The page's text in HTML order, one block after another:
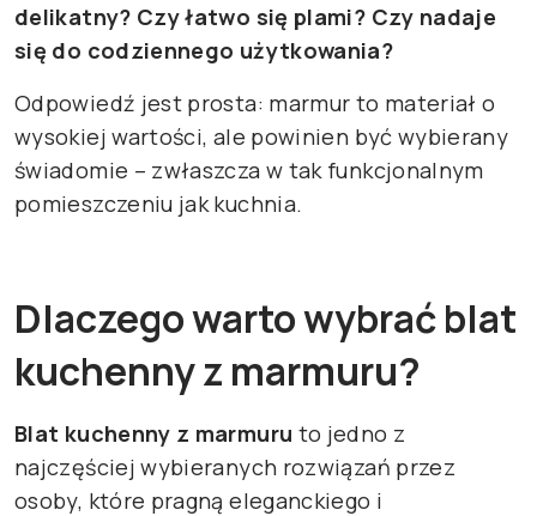
delikatny? Czy łatwo się plami? Czy nadaje
się do codziennego użytkowania?
Odpowiedź jest prosta: marmur to materiał o
wysokiej wartości, ale powinien być wybierany
świadomie – zwłaszcza w tak funkcjonalnym
pomieszczeniu jak kuchnia.
Dlaczego warto wybrać blat
kuchenny z marmuru?
Blat kuchenny z marmuru to jedno z
najczęściej wybieranych rozwiązań przez
osoby, które pragną eleganckiego i